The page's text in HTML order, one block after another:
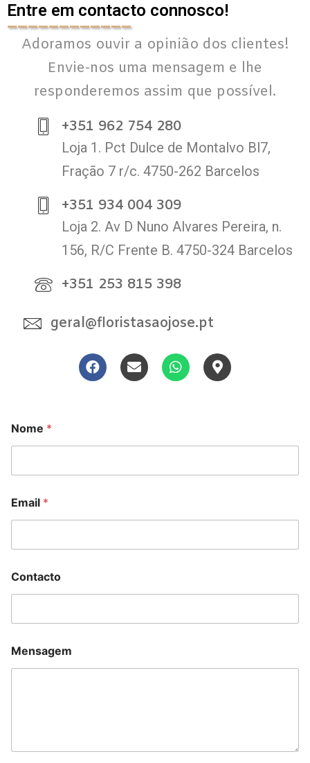
Entre em contacto connosco!
____________
Adoramos ouvir a opinião dos clientes!
Envie-nos uma mensagem e lhe
responderemos assim que possível.
+351 962 754 280
Loja 1. Pct Dulce de Montalvo Bl7,
Fração 7 r/c. 4750-262 Barcelos
+351 934 004 309
Loja 2. Av D Nuno Alvares Pereira, n.
156, R/C Frente B. 4750-324 Barcelos
+351 253 815 398
geral@floristasaojose.pt
Nome *
Email *
Contacto
Mensagem